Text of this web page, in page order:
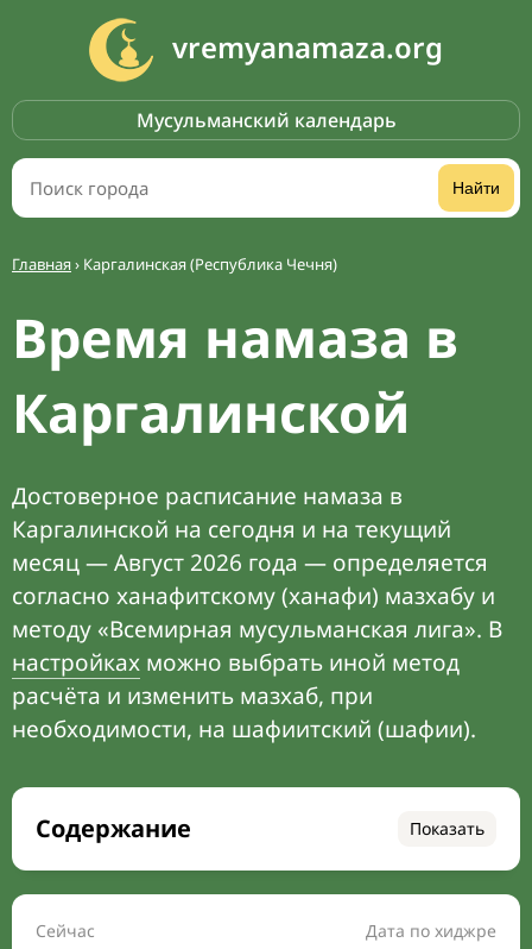
vremyanamaza.org
Мусульманский календарь
Найти
Главная› Каргалинская (Республика Чечня)
Время намаза в
Каргалинской
Достоверное расписание намаза в
Каргалинской на сегодня и на текущий
месяц — Август 2026 года — определяется
согласно ханафитскому (ханафи) мазхабу и
методу «Всемирная мусульманская лига». В
настройках можно выбрать иной метод
расчёта и изменить мазхаб, при
необходимости, на шафиитский (шафии).
Содержание Показать
Время намаза на сегодня
Расписание на месяц
Сейчас Дата по хиджре